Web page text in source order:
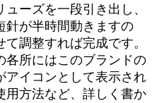
ーズを一段引き出し、
針が半時間動きますの
調整すれば完成です。
各所にはこのブランドの
アイコンとして表示され
用方法など、詳しく書か